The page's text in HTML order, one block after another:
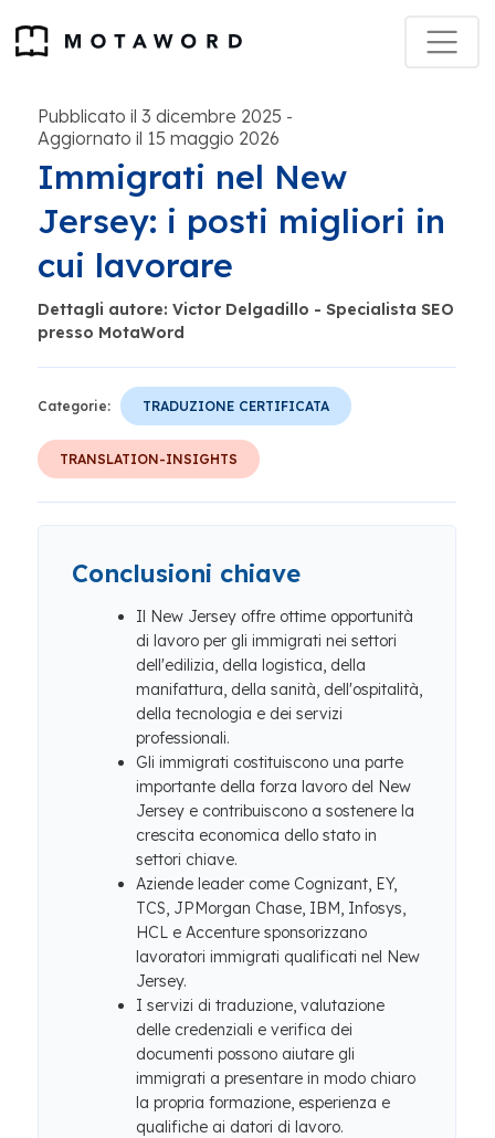
Pubblicato il 3 dicembre 2025 -
Aggiornato il 15 maggio 2026
Immigrati nel New
Jersey: i posti migliori in
cui lavorare
Dettagli autore: Victor Delgadillo - Specialista SEO
presso MotaWord
Categorie: TRADUZIONE CERTIFICATA
TRANSLATION-INSIGHTS
Conclusioni chiave
Il New Jersey offre ottime opportunità
di lavoro per gli immigrati nei settori
dell'edilizia, della logistica, della
manifattura, della sanità, dell'ospitalità,
della tecnologia e dei servizi
professionali.
Gli immigrati costituiscono una parte
importante della forza lavoro del New
Jersey e contribuiscono a sostenere la
crescita economica dello stato in
settori chiave.
Aziende leader come Cognizant, EY,
TCS, JPMorgan Chase, IBM, Infosys,
HCL e Accenture sponsorizzano
lavoratori immigrati qualificati nel New
Jersey.
I servizi di traduzione, valutazione
delle credenziali e verifica dei
documenti possono aiutare gli
immigrati a presentare in modo chiaro
la propria formazione, esperienza e
qualifiche ai datori di lavoro.